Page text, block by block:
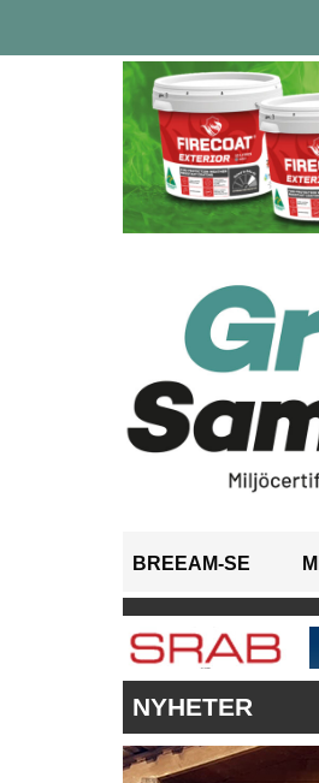
BREEAM-SE
NYHETER